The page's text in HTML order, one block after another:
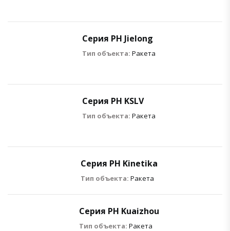
Серия РН Jielong
Тип объекта: Ракета
Серия РН KSLV
Тип объекта: Ракета
Серия РН Kinetika
Тип объекта: Ракета
Серия РН Kuaizhou
Тип объекта: Ракета